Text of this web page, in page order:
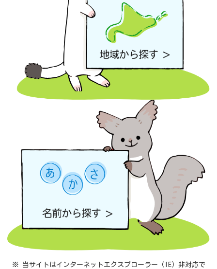
※ 当サイトはインターネットエクスプローラー（IE）非対応で